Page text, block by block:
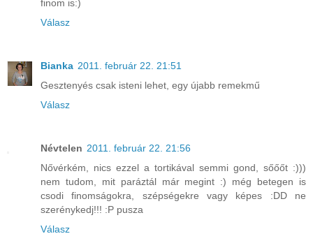
finom is:)
Válasz
Bianka 2011. február 22. 21:51
Gesztenyés csak isteni lehet, egy újabb remekmű
Válasz
Névtelen 2011. február 22. 21:56
Nővérkém, nics ezzel a tortikával semmi gond, sőőőt :)))
nem tudom, mit paráztál már megint :) még betegen is
csodi finomságokra, szépségekre vagy képes :DD ne
szerénykedj!!! :P pusza
Válasz